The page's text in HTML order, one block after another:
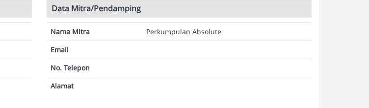
Data Mitra/Pendamping
Nama Mitra
Perkumpulan Absolute
Email
No. Telepon
Alamat